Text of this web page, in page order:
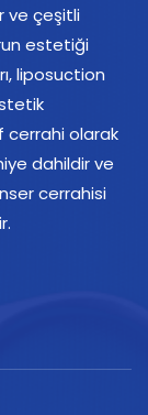
ve çeşitli
estetiği
liposuction
cerrahi olarak
dahildir ve
cerrahisi